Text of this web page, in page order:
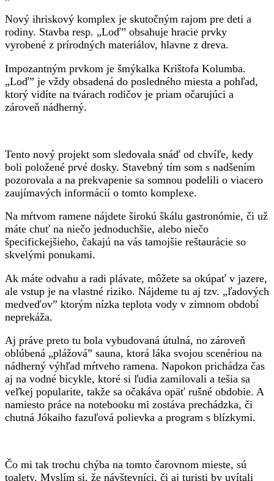
Nový ihriskový komplex je skutočným rajom pre deti a
rodiny. Stavba resp. „Loď” obsahuje hracie prvky
vyrobené z prírodných materiálov, hlavne z dreva.
Impozantným prvkom je šmýkalka Krištofa Kolumba.
„Loď” je vždy obsadená do posledného miesta a pohľad,
ktorý vidíte na tvárach rodičov je priam očarujúci a
zároveň nádherný.
Tento nový projekt som sledovala snáď od chvíľe, kedy
boli položené prvé dosky. Stavebný tím som s nadšením
pozorovala a na prekvapenie sa somnou podelili o viacero
zaujímavých informácií o tomto komplexe.
Na mŕtvom ramene nájdete širokú škálu gastronómie, či už
máte chuť na niečo jednoduchšie, alebo niečo
špecifickejšieho, čakajú na vás tamojšie reštaurácie so
skvelými ponukami.
Ak máte odvahu a radi plávate, môžete sa okúpať v jazere,
ale vstup je na vlastné riziko. Nájdeme tu aj tzv. „ľadových
medveďov” ktorým nízka teplota vody v zimnom období
neprekáža.
Aj práve preto tu bola vybudovaná útulná, no zároveň
oblúbená „plážová” sauna, ktorá láka svojou scenériou na
nádherný výhľad mŕtveho ramena. Napokon prichádza čas
aj na vodné bicykle, ktoré si ľudia zamilovali a tešia sa
veľkej popularite, takže sa očakáva opäť rušné obdobie. A
namiesto práce na notebooku mi zostáva prechádzka, či
chutná Jókaiho fazuľová polievka a program s blízkymi.
Čo mi tak trochu chýba na tomto čarovnom mieste, sú
toalety. Myslím si, že návštevníci, či aj turisti by uvítali